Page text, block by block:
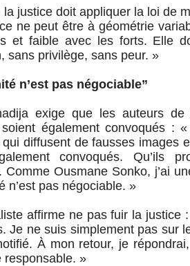
la justice doit appliquer la loi de
ne peut être à géométrie
et faible avec les forts. Elle
sans privilège, sans peur. »
n’est pas négociable”
exige que les auteurs de
également convoqués :
diffusent de fausses images
convoqués. Qu’ils
Comme Ousmane Sonko, j’ai
n’est pas négociable. »
affirme ne pas fuir la justice
Je ne suis simplement pas sur
À mon retour, je
responsable. »